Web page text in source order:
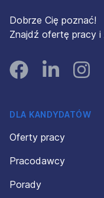
Dobrze Cię poznać!
Znajdź ofertę pracy i
FacebookLinked In
DLA KANDYDATÓW
Oferty pracy
Pracodawcy
Porady